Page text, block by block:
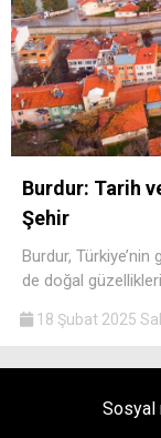
Burdur: Tarih
Şehir
Burdur,
de doğal
18 Şubat 2025
Sosyal